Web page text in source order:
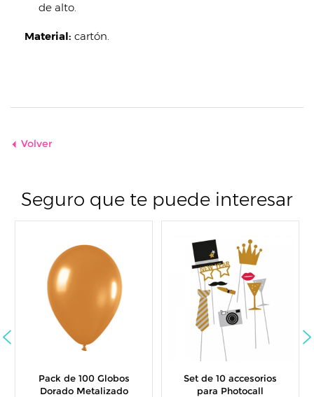
de alto.
Material: cartón.
Volver
Seguro que te puede interesar
Pack de 100 Globos
Dorado Metalizado
Set de 10 accesorios
para Photocall